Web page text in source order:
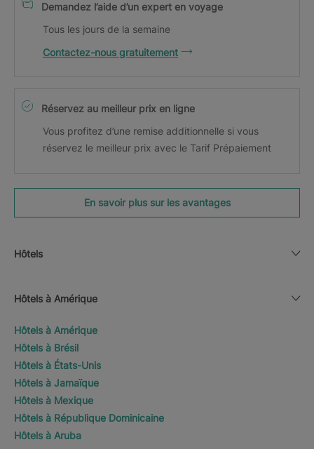
Demandez l’aide d’un expert en voyage
Tous les jours de la semaine
Contactez-nous gratuitement
Réservez au meilleur prix en ligne
Vous profitez d’une remise additionnelle si vous
réservez le meilleur prix avec le Tarif Prépaiement
En savoir plus sur les avantages
Hôtels
Hôtels à Amérique
Hôtels à Amérique
Hôtels à Brésil
Hôtels à États-Unis
Hôtels à Jamaïque
Hôtels à Mexique
Hôtels à République Dominicaine
Hôtels à Aruba